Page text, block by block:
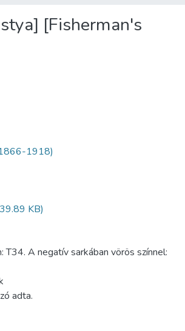
[Fisherman's
1918)
KB)
T34. A negatív sarkában vörös színnel:
adta.